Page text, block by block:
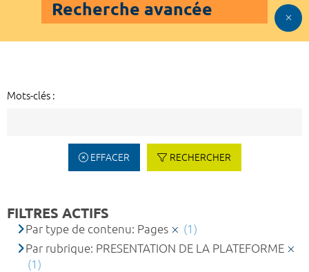
Recherche avancée
Mots-clés :
EFFACER RECHERCHER
FILTRES ACTIFS
Par type de contenu: Pages
(1)
Par rubrique: PRESENTATION DE LA PLATEFORME
(1)